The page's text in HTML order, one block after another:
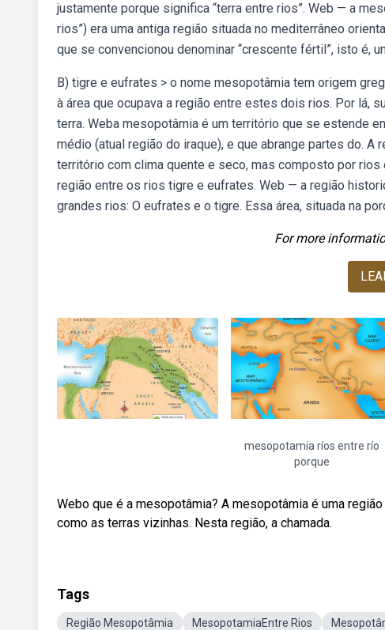
justamente porque significa “terra entre rios”. Web — a
rios”) era uma antiga região situada no mediterrâneo
que se convencionou denominar “crescente fértil”, isto é,
B) tigre e eufrates > o nome mesopotâmia tem origem
à área que ocupava a região entre estes dois rios. Por lá,
terra. Weba mesopotâmia é um território que se estende
médio (atual região do iraque), e que abrange partes do.
território com clima quente e seco, mas composto por
região entre os rios tigre e eufrates. Web — a região
grandes rios: O eufrates e o tigre. Essa área, situada na
For more
mesopotamia ríos entre río
porque
Webo que é a mesopotâmia? A mesopotâmia é uma
como as terras vizinhas. Nesta região, a chamada.
Tags
Região Mesopotâmia MesopotamiaEntre Rios